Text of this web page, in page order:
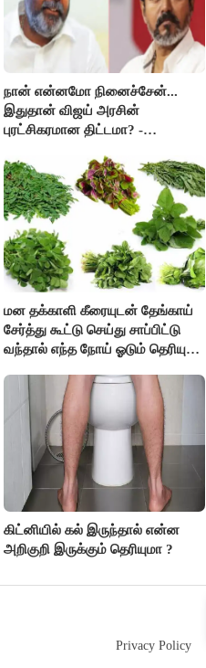
நான் என்னமோ நினைச்சேன்...
இதுதான் விஜய் அரசின்
புரட்சிகரமான திட்டமா? -
மன தக்காளி கீரையுடன் தேங்காய்
சேர்த்து கூட்டு செய்து சாப்பிட்டு
வந்தால் எந்த நோய் ஓடும் தெரியுமா
கிட்னியில் கல் இருந்தால் என்ன
அறிகுறி இருக்கும் தெரியுமா ?
Privacy Policy